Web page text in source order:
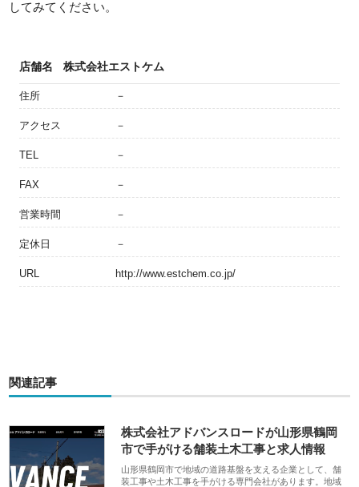
してみてください。
店舗名 株式会社エストケム
住所 －
アクセス －
TEL －
FAX －
営業時間 －
定休日 －
URL http://www.estchem.co.jp/
関連記事
株式会社アドバンスロードが山形県鶴岡
市で手がける舗装土木工事と求人情報
山形県鶴岡市で地域の道路基盤を支える企業として、舗
装工事や土木工事を手がける専門会社があります。地域